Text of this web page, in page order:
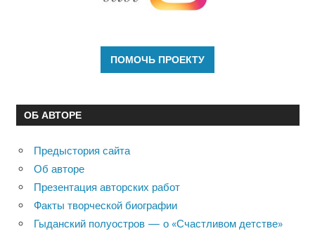
ОБ АВТОРЕ
Предыстория сайта
Об авторе
Презентация авторских работ
Факты творческой биографии
Гыданский полуостров — о «Счастливом детстве»